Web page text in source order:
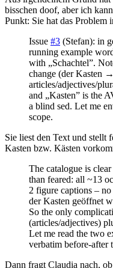
bisschen doof, aber ich
Punkt: Sie hat das Problem
Issue #3 (Stefan): in
running example
with „Schachtel”.
change (der Kasten
articles/adjectives/
and „Kasten” is the
a blind sed. Let me
scope.
Sie liest den Text und stellt
Kasten bzw. Kästen
The catalogue is
than feared: all ~13
2 figure captions –
der Kasten geöffnet
So the only
(articles/adjectives)
Let me read the two
verbatim before-after
Dann fragt Claudia nach,